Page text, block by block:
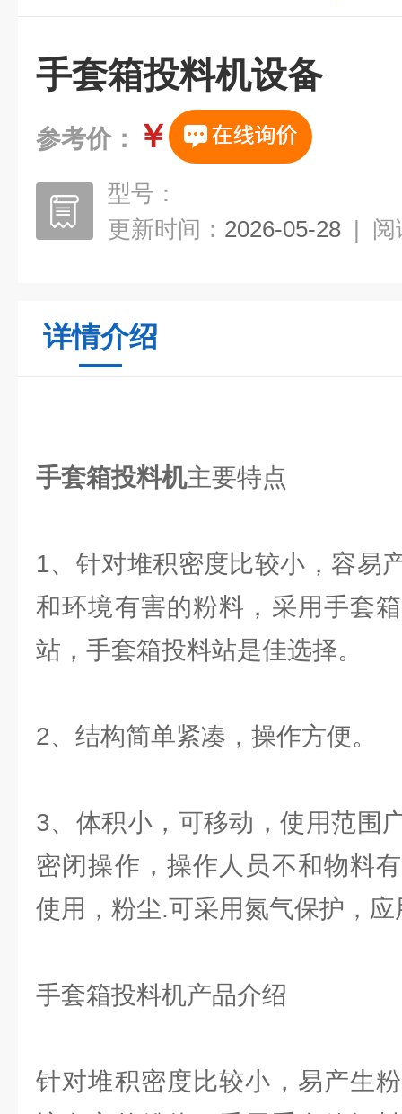
手套箱投料机设备
参考价： ￥
型号：
更新时间： 2026-05-28 | 阅
详情介绍
手套箱投料机主要特点
1、针对堆积密度比较小，容易
和环境有害的粉料，采用手套
站，手套箱投料站是佳选择。
2、结构简单紧凑，操作方便。
3、体积小，可移动，使用范围
密闭操作，操作人员不和物料
使用，粉尘.可采用氮气保护，
手套箱投料机产品介绍
针对堆积密度比较小，易产生